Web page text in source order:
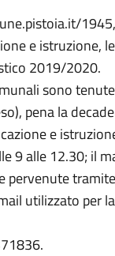
e istruzione, le
2019/2020.
sono
pena la
e
9 alle 12.30; il
pervenute
utilizzato per la